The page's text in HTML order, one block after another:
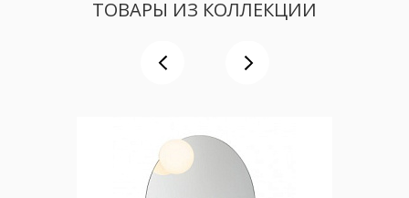
ТОВАРЫ ИЗ КОЛЛЕКЦИИ